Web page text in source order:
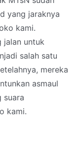
yang jaraknya
kami.
jalan untuk
salah satu
mereka
asmaul
suara
kami.